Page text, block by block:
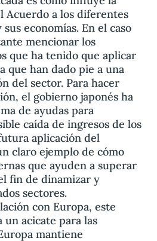
Acuerdo a los diferentes
economías. En el caso
mencionar los
que ha tenido que aplicar
que han dado pie a una
del sector. Para hacer
el gobierno japonés ha
de ayudas para
caída de ingresos de los
aplicación del
claro ejemplo de cómo
que ayuden a superar
fin de dinamizar y
sectores.
con Europa, este
un acicate para las
mantiene